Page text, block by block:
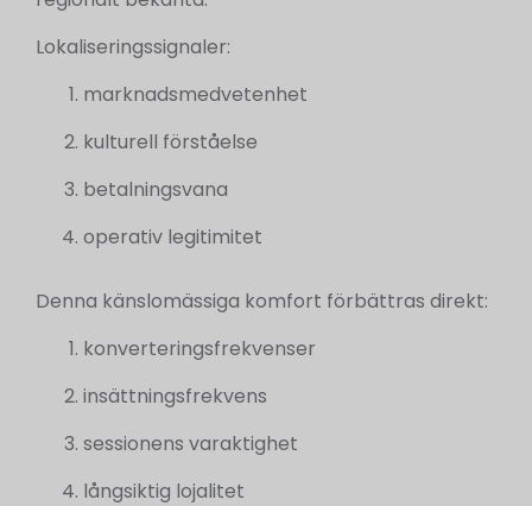
Lokaliseringssignaler:
marknadsmedvetenhet
kulturell förståelse
betalningsvana
operativ legitimitet
Denna känslomässiga komfort förbättras direkt:
konverteringsfrekvenser
insättningsfrekvens
sessionens varaktighet
långsiktig lojalitet